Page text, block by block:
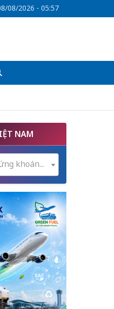
08/2026 - 05:57
NAM
khoán...